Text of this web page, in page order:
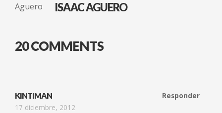
ISAAC AGUERO
20 COMMENTS
KINTIMAN
17 diciembre, 2012
Responder